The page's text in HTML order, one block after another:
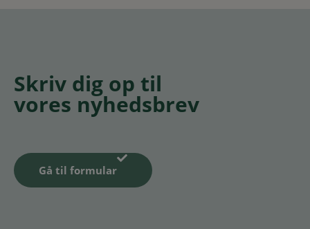
Skriv dig op til
vores nyhedsbrev
Gå til formular